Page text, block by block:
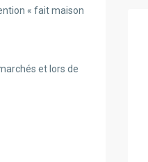
« fait maison
et lors de